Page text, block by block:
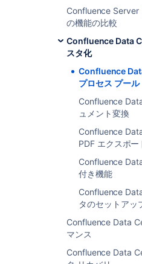
Confluence Server
の機能の比較
Confluence Data
スタ化
Confluence
プロセス プール
Confluence
ュメント変換
Confluence
PDF エクスポー
Confluence
付き機能
Confluence
タのセットアッ
Confluence Data
マンス
Confluence Data
ため、このペー
ません。
メモリ要件
Confluence に、外部プ
メモリがあることを確認
ラスタ化された Data
は、これを各クラスタ
あります。プールには既
ンドボックス) が含まれま
Confluence で既に要求
2 GB (サンドボックスあ
外部プロセス プールの
ノードに、外部プロセス
メモリがあることを確認